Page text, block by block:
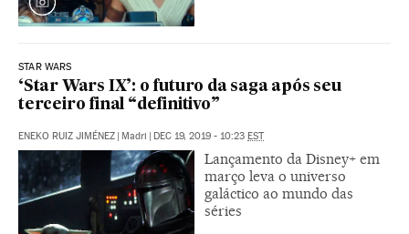
STAR WARS
‘Star Wars IX’: o futuro da saga após seu
terceiro final “definitivo”
ENEKO RUIZ JIMÉNEZ | Madri | DEC 19, 2019 - 10:23 EST
Lançamento da Disney+ em
março leva o universo
galáctico ao mundo das
séries